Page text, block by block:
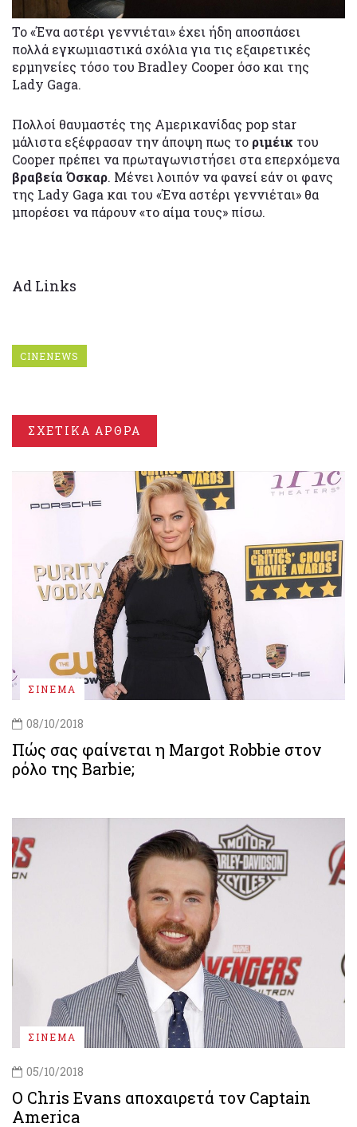
Το «Ένα αστέρι γεννιέται» έχει ήδη αποσπάσει
πολλά εγκωμιαστικά σχόλια για τις εξαιρετικές
ερμηνείες τόσο του Bradley Cooper όσο και της
Lady Gaga.
Πολλοί θαυμαστές της Αμερικανίδας pop star
μάλιστα εξέφρασαν την άποψη πως το ριμέικ του
Cooper πρέπει να πρωταγωνιστήσει στα επερχόμενα
βραβεία Όσκαρ. Μένει λοιπόν να φανεί εάν οι φανς
της Lady Gaga και του «Ένα αστέρι γεννιέται» θα
μπορέσει να πάρουν «το αίμα τους» πίσω.
Ad Links
CINENEWS
ΣΧΕΤΙΚΑ ΑΡΘΡΑ
ΣΙΝΕΜΑ
08/10/2018
Πώς σας φαίνεται η Margot Robbie στον
ρόλο της Barbie;
ΣΙΝΕΜΑ
05/10/2018
O Chris Evans αποχαιρετά τον Captain
America